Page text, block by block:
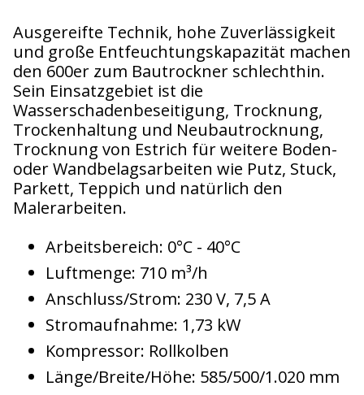
Ausgereifte Technik, hohe Zuverlässigkeit
und große Entfeuchtungskapazität machen
den 600er zum Bautrockner schlechthin.
Sein Einsatzgebiet ist die
Wasserschadenbeseitigung, Trocknung,
Trockenhaltung und Neubautrocknung,
Trocknung von Estrich für weitere Boden-
oder Wandbelagsarbeiten wie Putz, Stuck,
Parkett, Teppich und natürlich den
Malerarbeiten.
Arbeitsbereich: 0°C - 40°C
Luftmenge: 710 m³/h
Anschluss/Strom: 230 V, 7,5 A
Stromaufnahme: 1,73 kW
Kompressor: Rollkolben
Länge/Breite/Höhe: 585/500/1.020 mm